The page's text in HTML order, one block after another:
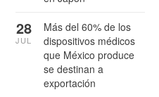
Más del 60% de los
dispositivos médicos
que México produce
se destinan a
exportación
28
JUL